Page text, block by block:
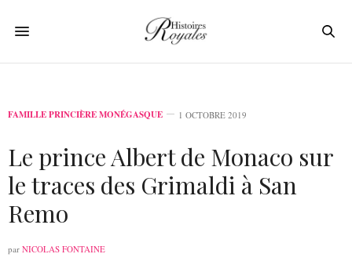
FAMILLE PRINCIÈRE MONÉGASQUE 1 OCTOBRE 2019
Le prince Albert de Monaco sur
le traces des Grimaldi à San
Remo
par NICOLAS FONTAINE